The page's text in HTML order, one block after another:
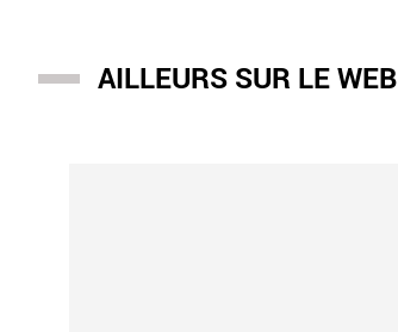
AILLEURS SUR LE WEB